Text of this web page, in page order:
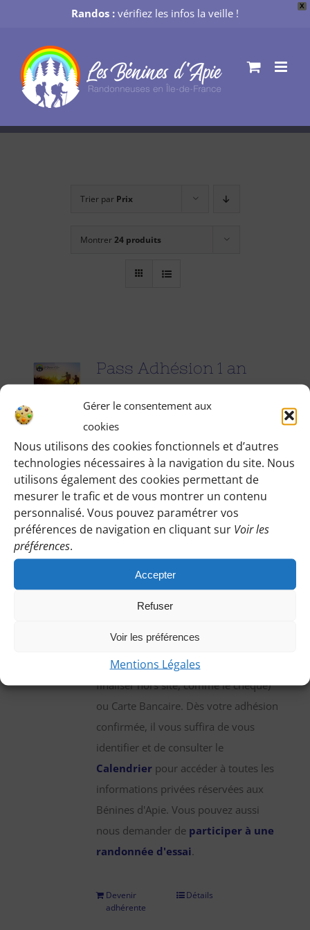
X
Randos : vérifiez les infos la veille !
Gérer le consentement aux
cookies
Nous utilisons des cookies fonctionnels et d’autres
technologies nécessaires à la navigation du site. Nous
utilisons également des cookies permettant de
mesurer le trafic et de vous montrer un contenu
personnalisé. Vous pouvez paramétrer vos
préférences de navigation en cliquant sur Voir les
préférences.
Accepter
Refuser
Voir les préférences
Mentions Légales
contenu
Trier par Prix
Montrer24 produits
Pass Adhésion 1 an
25.00€ pour 1 an
Accédez à toutes les informations
pratiques de nos excursions du
dimanche et des jours fériés (Point de
rendez-vous, horaires, conseils etc.), et
participez à nos activités telles que des
Pour adhérer et faire vivre notre
association, nous vous demandons
que vous pouvez régler par chèque,
virement bancaire (démarche à
finaliser hors site, comme le chèque)
ou Carte Bancaire. Dès votre adhésion
confirmée, il vous suffira de vous
identifier et de consulter le
Calendrier pour accéder à toutes les
informations privées réservées aux
Bénines d'Apie. Vous pouvez aussi
nous demander de participer à une
randonnée d'essai.
Devenir
adhérente
Détails